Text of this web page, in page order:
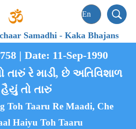
Samadhi-Kaka Bhajans
| Date: 11-Sep-1990
રે માડી, છે અતિવિશાળ
હૈયું તો તારું
Toh Taaru Re Maadi, Che
Haiyu Toh Taaru